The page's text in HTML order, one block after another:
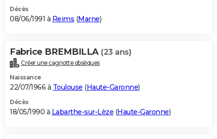
Décès
08/06/1991 à Reims (Marne)
Fabrice BREMBILLA (23 ans)
Créer une cagnotte obsèques
Naissance
22/07/1966 à Toulouse (Haute-Garonne)
Décès
18/05/1990 à Labarthe-sur-Lèze (Haute-Garonne)